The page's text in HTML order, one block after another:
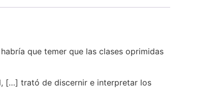
que temer que las clases oprimidas
[…] trató de discernir e interpretar los